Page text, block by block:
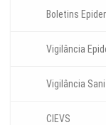
Boletins
Vigilância
Vigilância
CIEVS